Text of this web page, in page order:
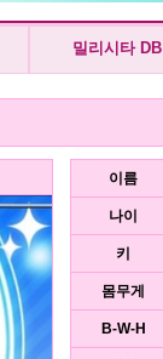
밀리시타 DB
이름
나이
키
몸무게
B-W-H